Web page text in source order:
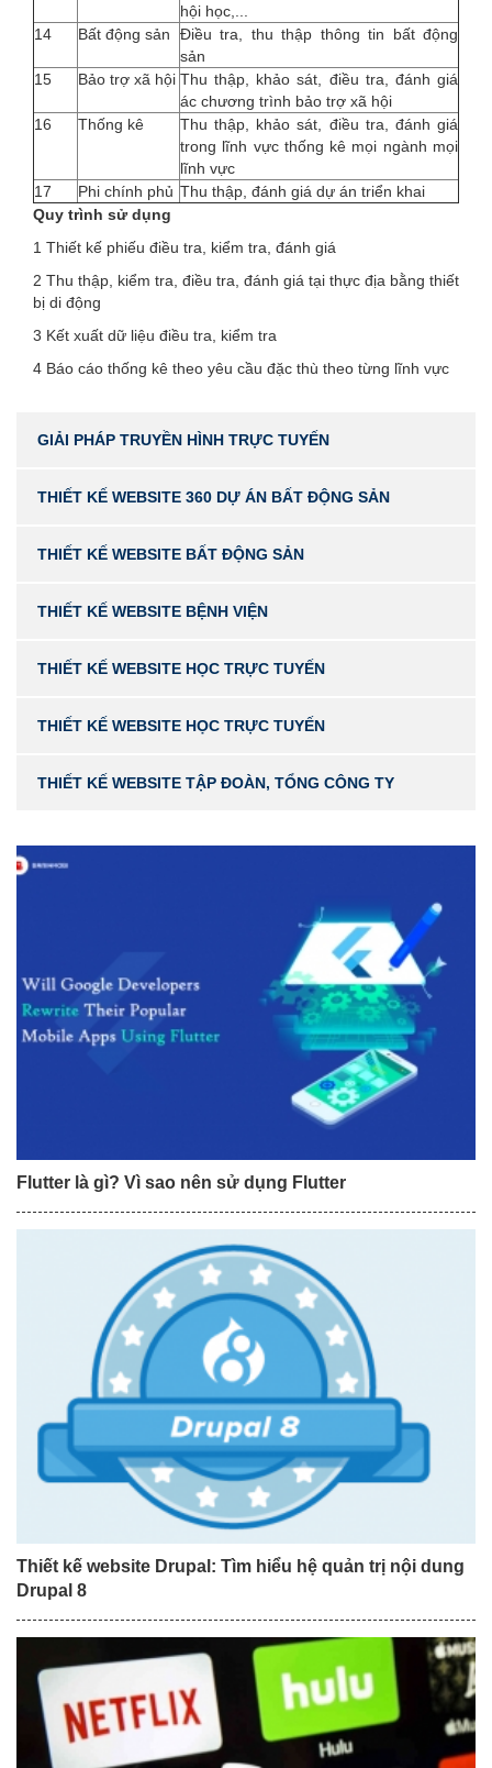
hội học,...
14
Bất động sản
Điều tra, thu thập thông tin bất động
sản
15
Bảo trợ xã hội Thu thập, khảo sát, điều tra, đánh giá
ác chương trình bảo trợ xã hội
16
Thống kê
Thu thập, khảo sát, điều tra, đánh giá
trong lĩnh vực thống kê mọi ngành mọi
lĩnh vực
17
Phi chính phủ Thu thập, đánh giá dự án triển khai
Quy trình sử dụng
1 Thiết kế phiếu điều tra, kiểm tra, đánh giá
2 Thu thập, kiểm tra, điều tra, đánh giá tại thực địa bằng thiết
bị di động
3 Kết xuất dữ liệu điều tra, kiểm tra
4 Báo cáo thống kê theo yêu cầu đặc thù theo từng lĩnh vực
GIẢI PHÁP TRUYỀN HÌNH TRỰC TUYẾN
THIẾT KẾ WEBSITE 360 DỰ ÁN BẤT ĐỘNG SẢN
THIẾT KẾ WEBSITE BẤT ĐỘNG SẢN
THIẾT KẾ WEBSITE BỆNH VIỆN
THIẾT KẾ WEBSITE HỌC TRỰC TUYẾN
THIẾT KẾ WEBSITE HỌC TRỰC TUYẾN
THIẾT KẾ WEBSITE TẬP ĐOÀN, TỔNG CÔNG TY
Flutter là gì? Vì sao nên sử dụng Flutter
Thiết kế website Drupal: Tìm hiểu hệ quản trị nội dung
Drupal 8